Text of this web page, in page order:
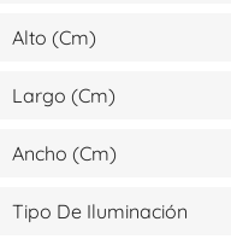
Alto (cm)
Largo (cm)
Ancho (cm)
Tipo De Iluminación